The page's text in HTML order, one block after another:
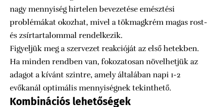
nagy mennyiség hirtelen bevezetése emésztési
problémákat okozhat, mivel a tökmagkrém magas rost-
és zsírtartalommal rendelkezik.
Figyeljük meg a szervezet reakcióját az első hetekben.
Ha minden rendben van, fokozatosan növelhetjük az
adagot a kívánt szintre, amely általában napi 1-2
evőkanál optimális mennyiségnek tekinthető.
Kombinációs lehetőségek